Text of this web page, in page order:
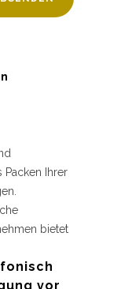
Packen Ihrer
bietet
vor